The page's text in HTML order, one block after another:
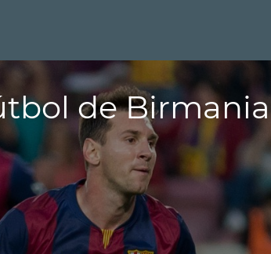
de Birmania